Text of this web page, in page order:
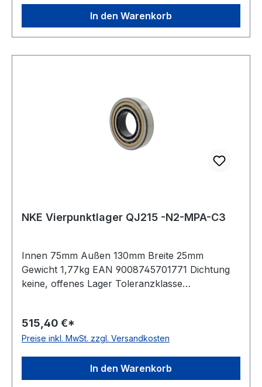
geteilter InnenringIn den Warenkorb
NKE Vierpunktlager QJ215 -N2-MPA-C3
Innen 75mm Außen 130mm Breite 25mm
Gewicht 1,77kg EAN 9008745701771 Dichtung
keine, offenes Lager Toleranzklasse
Temperaturbereich -30 bis +150°C Nut(en) im
Außenring zwei um 180 Grad versetzte
515,40 €*
Preise inkl. MwSt. zzgl. Versandkosten
In den Warenkorb